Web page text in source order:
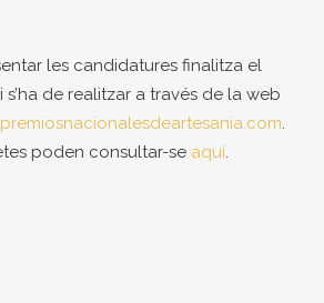
les candidatures finalitza el
i s’ha de realitzar a través de la web
.
poden consultar-se aquí.